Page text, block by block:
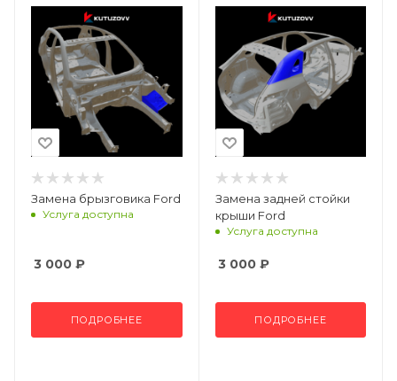
Замена брызговика Ford
Услуга доступна
3 000 ₽
ПОДРОБНЕЕ
Замена задней стойки
крыши Ford
Услуга доступна
3 000₽
ПОДРОБНЕЕ